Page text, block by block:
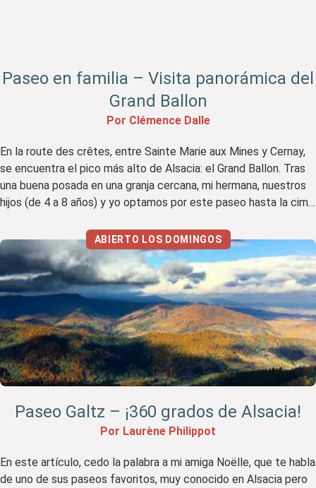
Paseo en familia – Visita panorámica del
Grand Ballon
Por Clémence Dalle
En la route des crêtes, entre Sainte Marie aux Mines y Cernay,
se encuentra el pico más alto de Alsacia: el Grand Ballon. Tras
una buena posada en una granja cercana, mi hermana, nuestros
hijos (de 4 a 8 años) y yo optamos por este paseo hasta la cima,
ABIERTO LOS DOMINGOS
Paseo Galtz – ¡360 grados de Alsacia!
Por Laurène Philippot
En este artículo, cedo la palabra a mi amiga Noëlle, que te habla
de uno de sus paseos favoritos, muy conocido en Alsacia pero